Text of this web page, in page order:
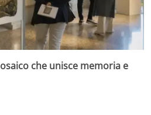
che unisce memoria e